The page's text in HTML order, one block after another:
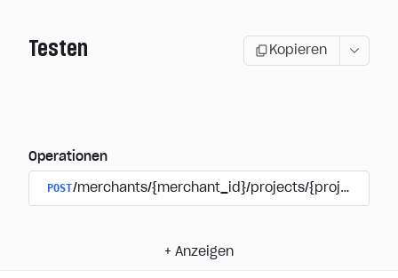
Testen Kopieren
Operationen
POST/merchants/{merchant_id}/projects/
+ Anzeigen